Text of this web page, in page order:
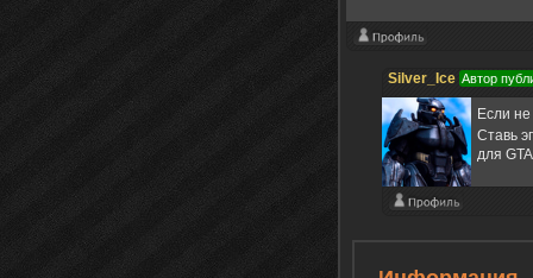
Silver_Ice Автор
Если
Ставь
для